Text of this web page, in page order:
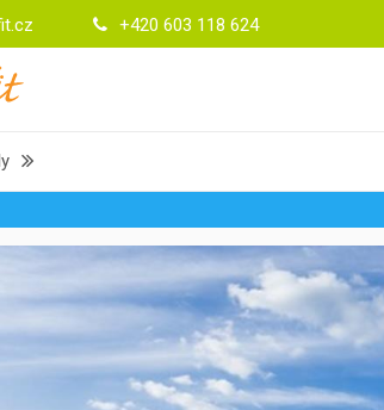
+420 603 118 624